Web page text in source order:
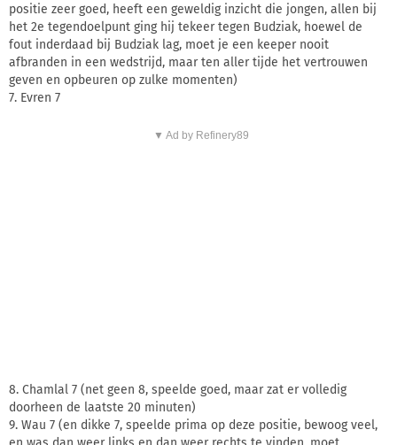
positie zeer goed, heeft een geweldig inzicht die jongen, allen bij
het 2e tegendoelpunt ging hij tekeer tegen Budziak, hoewel de
fout inderdaad bij Budziak lag, moet je een keeper nooit
afbranden in een wedstrijd, maar ten aller tijde het vertrouwen
geven en opbeuren op zulke momenten)
7. Evren 7
▼ Ad by Refinery89
8. Chamlal 7 (net geen 8, speelde goed, maar zat er volledig
doorheen de laatste 20 minuten)
9. Wau 7 (en dikke 7, speelde prima op deze positie, bewoog veel,